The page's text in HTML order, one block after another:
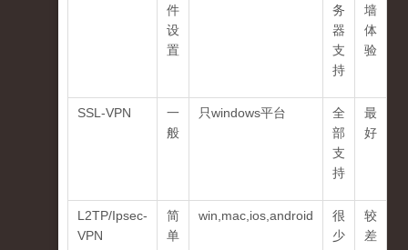
件
设
置
务
器
支
持
墙
体
验
SSL-VPN
一
般
只windows平台
全
部
支
持
最
好
L2TP/Ipsec-
VPN
简
单
win,mac,ios,android
很
少
较
差